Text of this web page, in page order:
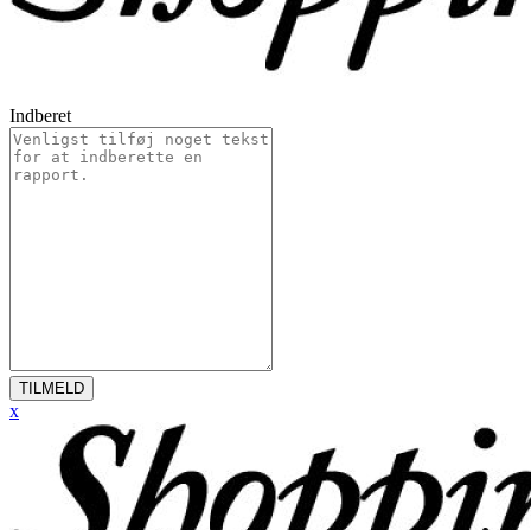
Indberet
TILMELD
x